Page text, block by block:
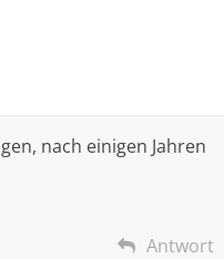
nach einigen Jahren
Antwort